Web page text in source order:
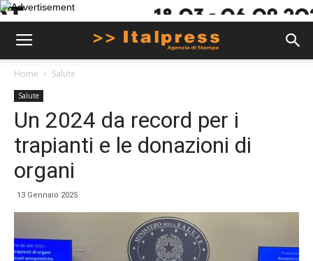
Home Salute
Salute
Un 2024 da record per i
trapianti e le donazioni di
organi
13 Gennaio 2025